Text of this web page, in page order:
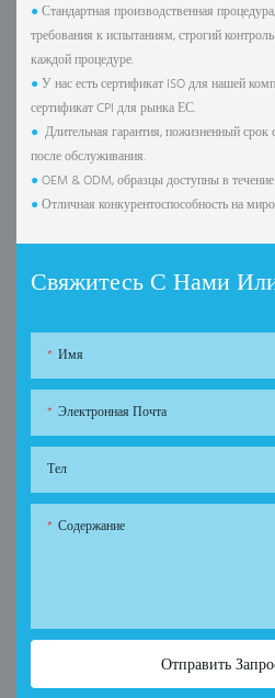
●Стандартная производственная
требования к испытаниям, строгий
каждой процедуре.
●У нас есть сертификат ISO для нашей
сертификат CPI для рынка ЕС.
● Длительная гарантия, пожизненный
после обслуживания.
●OEM & ODM, образцы доступны в
●Отличная конкурентоспособность на
Свяжитесь С Нами
Имя
Электронная Почта
Тел
Содержание
Отправить